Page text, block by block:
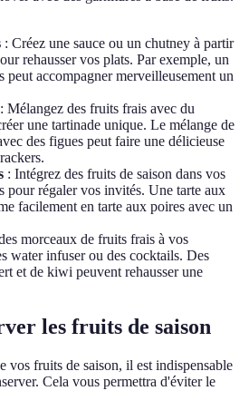
: Créez une sauce ou un chutney à partir
rehausser vos plats. Par exemple, un
peut accompagner merveilleusement un
: Mélangez des fruits frais avec du
une tartinade unique. Le mélange de
des figues peut faire une délicieuse
: Intégrez des fruits de saison dans vos
pour régaler vos invités. Une tarte aux
facilement en tarte aux poires avec un
morceaux de fruits frais à vos
water infuser ou des cocktails. Des
et de kiwi peuvent rehausser une
les fruits de saison
vos fruits de saison, il est indispensable
Cela vous permettra d'éviter le